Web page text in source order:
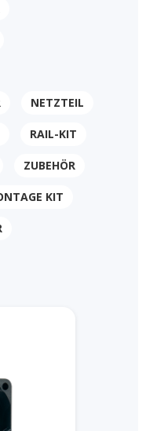
NETZTEIL
RAIL-KIT
ZUBEHÖR
KIT